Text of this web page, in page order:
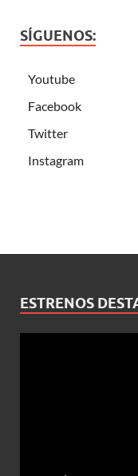
SÍGUENOS:
Youtube
Facebook
Twitter
Instagram
ESTRENOS